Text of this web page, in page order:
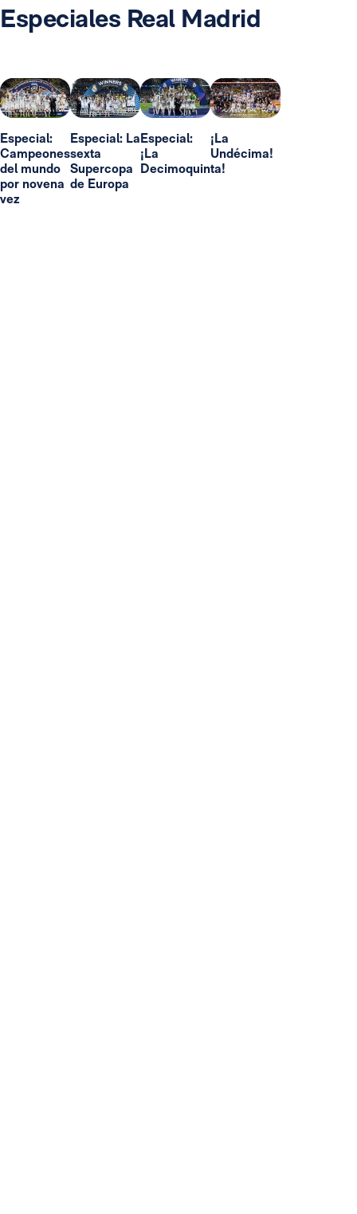
Especiales Real Madrid
Especial:
Campeones
del mundo
por novena
vez
Especial: La
sexta
Supercopa
de Europa
Especial:
¡La
Decimoquinta!
¡La
Undécima!